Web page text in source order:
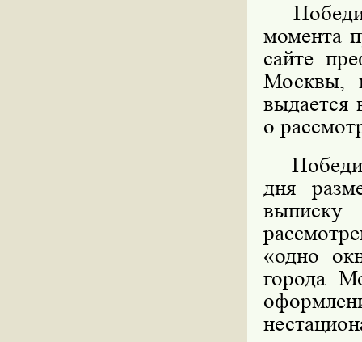
момента
сайте
Москвы,
выдается
о
дня
«одно
города